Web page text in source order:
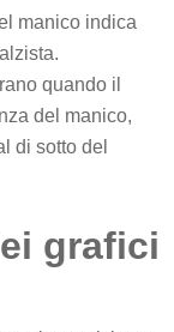
manico indica
quando il
del manico,
di sotto del
grafici